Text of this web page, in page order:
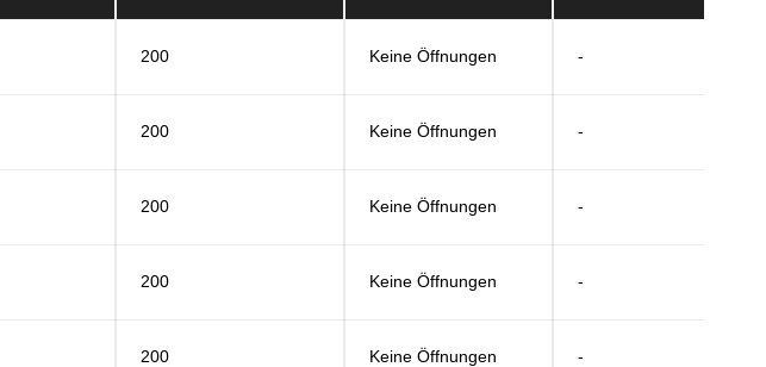
200 Keine Öffnungen -
200 Keine Öffnungen -
200 Keine Öffnungen -
200 Keine Öffnungen -
200 Keine Öffnungen -